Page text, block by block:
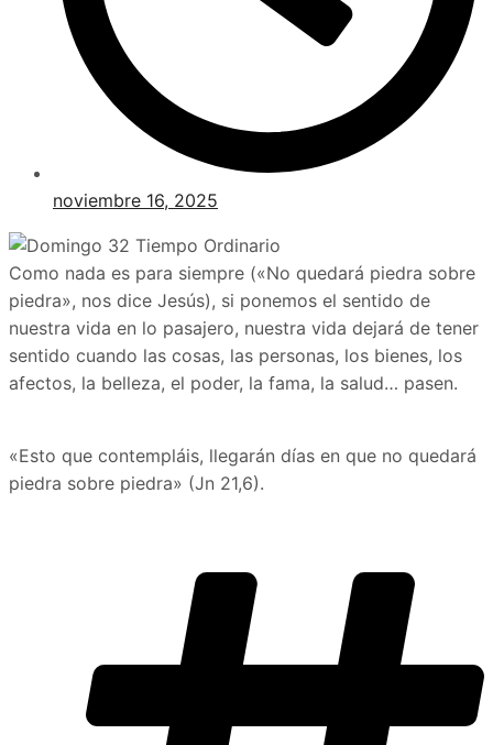
noviembre 16, 2025
Como nada es para siempre («No quedará piedra sobre
piedra», nos dice Jesús), si ponemos el sentido de
nuestra vida en lo pasajero, nuestra vida dejará de tener
sentido cuando las cosas, las personas, los bienes, los
afectos, la belleza, el poder, la fama, la salud… pasen.
«Esto que contempláis, llegarán días en que no quedará
piedra sobre piedra» (Jn 21,6).